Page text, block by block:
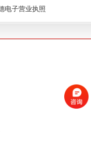
电子营业执照